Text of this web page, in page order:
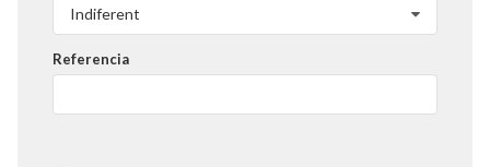
Indiferent
Referencia